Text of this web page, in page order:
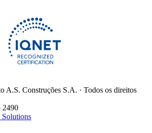
A.S. Construções S.A. · Todos os direitos
2490